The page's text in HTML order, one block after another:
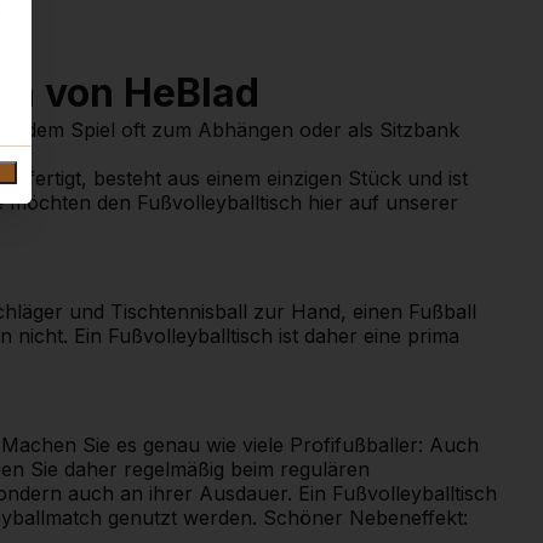
von HeBlad
dem Spiel oft zum Abhängen oder als Sitzbank
besteht aus einem einzigen Stück und ist
den Fußvolleyballtisch hier auf unserer
und Tischtennisball zur Hand, einen Fußball
nicht. Ein Fußvolleyballtisch ist daher eine prima
Sie es genau wie viele Profifußballer: Auch
Sie daher regelmäßig beim regulären
auch an ihrer Ausdauer. Ein Fußvolleyballtisch
genutzt werden. Schöner Nebeneffekt: